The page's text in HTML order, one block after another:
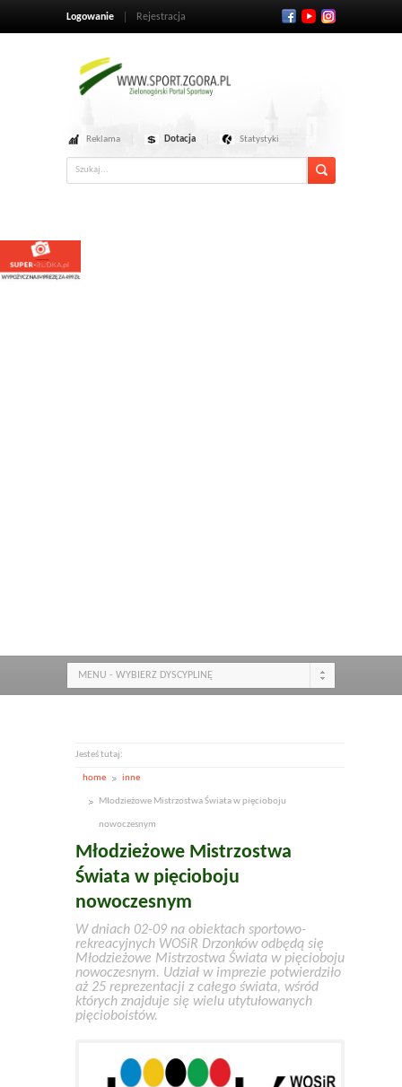
Logowanie Rejestracja
Reklama Dotacja Statystyki
MENU - WYBIERZ DYSCYPLINĘ
Jesteś tutaj:
home inne
Młodzieżowe Mistrzostwa Świata w pięcioboju
nowoczesnym
Młodzieżowe Mistrzostwa
Świata w pięcioboju
nowoczesnym
W dniach 02-09 na obiektach sportowo-
rekreacyjnych WOSiR Drzonków odbędą się
Młodzieżowe Mistrzostwa Świata w pięcioboju
nowoczesnym. Udział w imprezie potwierdziło
aż 25 reprezentacji z całego świata, wśród
których znajduje się wielu utytułowanych
pięcioboistów.